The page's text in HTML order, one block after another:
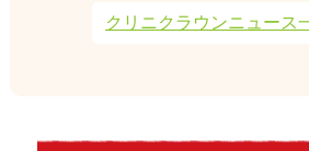
クリニクラウンニュース